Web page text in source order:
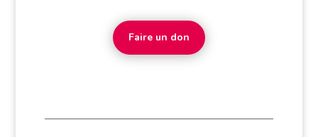
Faire un don